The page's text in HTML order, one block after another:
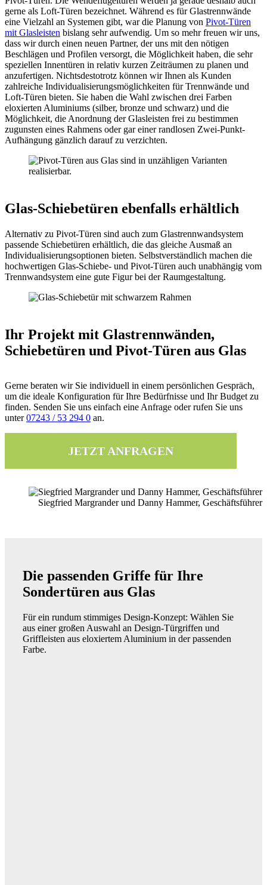
gerne als Loft-Türen bezeichnet. Während es für Glastrennwände
eine Vielzahl an Systemen gibt, war die Planung von Pivot-Türen
mit Glasleisten bislang sehr aufwendig. Um so mehr freuen wir uns,
dass wir durch einen neuen Partner, der uns mit den nötigen
Beschlägen und Profilen versorgt, die Möglichkeit haben, die sehr
speziellen Innentüren in relativ kurzen Zeiträumen zu planen und
anzufertigen. Nichtsdestotrotz können wir Ihnen als Kunden
zahlreiche Individualisierungsmöglichkeiten für Trennwände und
Loft-Türen bieten. Sie haben die Wahl zwischen drei Farben
eloxierten Aluminiums (silber, bronze und schwarz) und die
Möglichkeit, die Anordnung der Glasleisten frei zu bestimmen
zugunsten eines Rahmens oder gar einer randlosen Zwei-Punkt-
Aufhängung gänzlich darauf zu verzichten.
Glas-Schiebetüren ebenfalls erhältlich
Alternativ zu Pivot-Türen sind auch zum Glastrennwandsystem
passende Schiebetüren erhältlich, die das gleiche Ausmaß an
Individualisierungsoptionen bieten. Selbstverständlich machen die
hochwertigen Glas-Schiebe- und Pivot-Türen auch unabhängig vom
Trennwandsystem eine gute Figur bei der Raumgestaltung.
Ihr Projekt mit Glastrennwänden,
Schiebetüren und Pivot-Türen aus Glas
Gerne beraten wir Sie individuell in einem persönlichen Gespräch,
um die ideale Konfiguration für Ihre Bedürfnisse und Ihr Budget zu
finden. Senden Sie uns einfach eine Anfrage oder rufen Sie uns
unter07243 / 53 294 0 an.
JETZT ANFRAGEN
Siegfried Margrander und Danny Hammer, Geschäftsführer
Die passenden Griffe für Ihre
Sondertüren aus Glas
Für ein rundum stimmiges Design-Konzept: Wählen Sie
aus einer großen Auswahl an Design-Türgriffen und
Griffleisten aus eloxiertem Aluminium in der passenden
Farbe.